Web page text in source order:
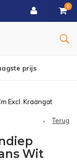
0
€ 150
Excl. Kraangat
Terug
Wit